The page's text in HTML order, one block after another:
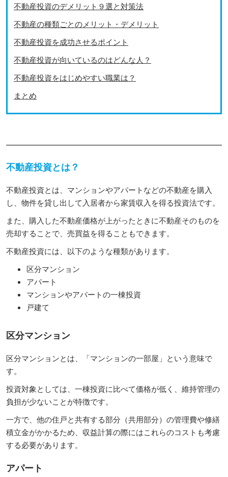
不動産投資のデメリット９選と対策法
不動産の種類ごとのメリット・デメリット
不動産投資を成功させるポイント
不動産投資が向いているのはどんな人？
不動産投資をはじめやすい職業は？
まとめ
不動産投資とは？
不動産投資とは、マンションやアパートなどの不動産を購入
し、物件を貸し出して入居者から家賃収入を得る投資法です。
また、購入した不動産価格が上がったときに不動産そのものを
売却することで、売買益を得ることもできます。
不動産投資には、以下のような種類があります。
区分マンション
アパート
マンションやアパートの一棟投資
戸建て
区分マンション
区分マンションとは、「マンションの一部屋」という意味で
す。
投資対象としては、一棟投資に比べて価格が低く、維持管理の
負担が少ないことが特徴です。
一方で、他の住戸と共有する部分（共用部分）の管理費や修繕
積立金がかかるため、収益計算の際にはこれらのコストも考慮
する必要があります。
アパート